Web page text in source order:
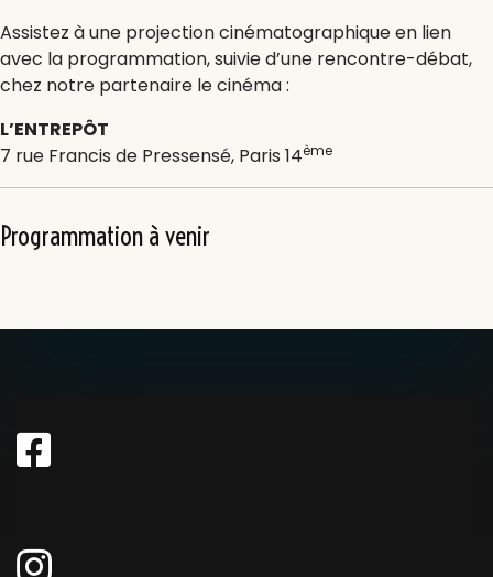
Assistez à une projection cinématographique en lien
avec la programmation, suivie d’une rencontre-débat,
chez notre partenaire le cinéma :
L’ENTREPÔT
7 rue Francis de Pressensé, Paris 14ème
Programmation à venir